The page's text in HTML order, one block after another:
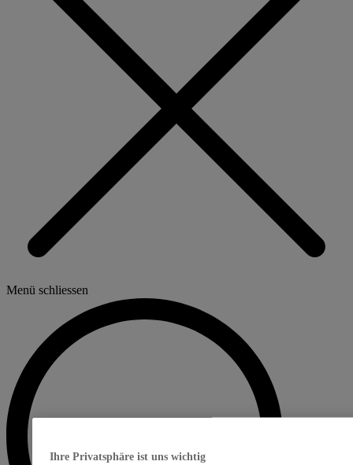
Menü schliessen
Ihre Privatsphäre ist uns wichtig